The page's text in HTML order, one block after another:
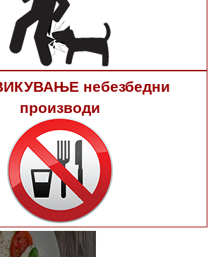
небезбедни
производи